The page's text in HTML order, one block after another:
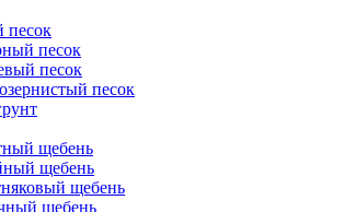
песок
песок
песок
песок
щебень
щебень
щебень
щебень